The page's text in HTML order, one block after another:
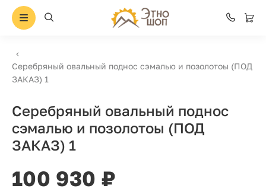
Серебряный овальный поднос сэмалью и позолотоы (ПОД
ЗАКАЗ) 1
Серебряный овальный поднос
сэмалью и позолотоы (ПОД
ЗАКАЗ) 1
100 930 ₽